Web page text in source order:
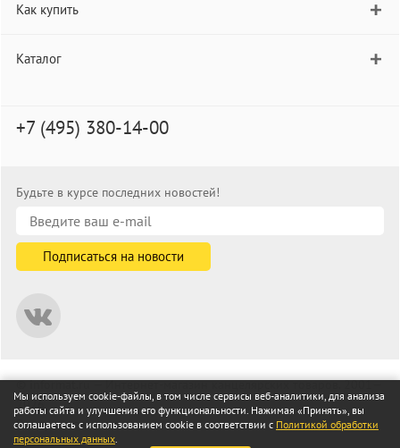
Как купить
Каталог
+7 (495) 380-14-00
Будьте в курсе последних новостей!
© informat.ru — Интернет-магазин канцелярских товаров. 2001—
2026
Все права защищены
Мы используем cookie-файлы, в том числе сервисы веб-аналитики, для анализа
работы сайта и улучшения его функциональности. Нажимая «Принять», вы
соглашаетесь с использованием cookie в соответствии с Политикой обработки
персональных данных.